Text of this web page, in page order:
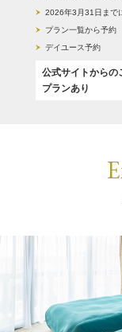
2026年3月31日まで
プラン一覧から予約
デイユース予約
公式サイトからの
プランあり